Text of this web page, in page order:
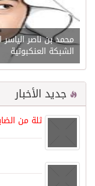
محمد بن ناصر
الشبكة العنكبوتية
جديد الأخبار
ثلة من